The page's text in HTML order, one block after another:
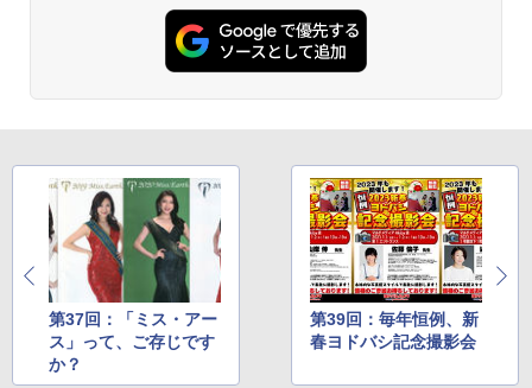
第37回：「ミス・アー
ス」って、ご存じです
か？
第39回：毎年恒例、新
春ヨドバシ記念撮影会